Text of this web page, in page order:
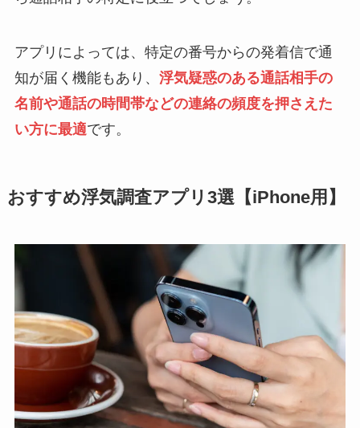
アプリによっては、特定の番号からの発着信で通
知が届く機能もあり、 浮気疑惑のある通話相手の
名前や通話の時間帯などの連絡の頻度を押さえた
い方に最適です。
おすすめ浮気調査アプリ3選【iPhone用】